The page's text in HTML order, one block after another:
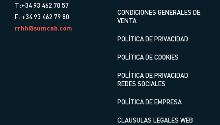
T:+34 93 462 70 57
F: +34 93 462 79 80
rrhh@sumcab.com
CONDICIONES GENERALES DE
VENTA
POLÍTICA DE PRIVACIDAD
POLÍTICA DE COOKIES
POLÍTICA DE PRIVACIDAD
REDES SOCIALES
POLÍTICA DE EMPRESA
CLAUSULAS LEGALES WEB